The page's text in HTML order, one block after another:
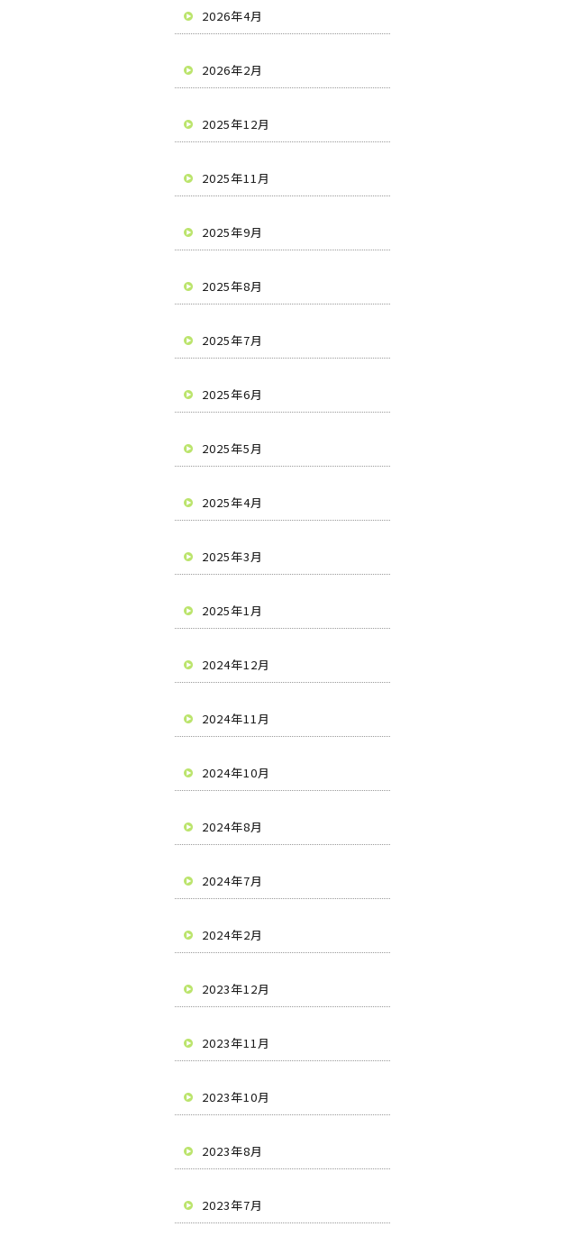
2026年4月
2026年2月
2025年12月
2025年11月
2025年9月
2025年8月
2025年7月
2025年6月
2025年5月
2025年4月
2025年3月
2025年1月
2024年12月
2024年11月
2024年10月
2024年8月
2024年7月
2024年2月
2023年12月
2023年11月
2023年10月
2023年8月
2023年7月